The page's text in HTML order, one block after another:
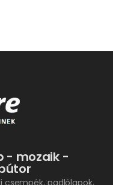
- mozaik -